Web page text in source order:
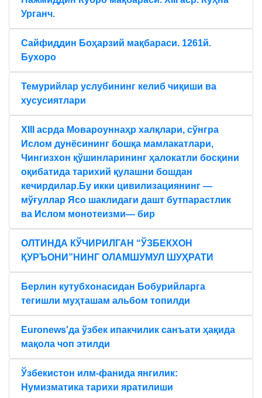
Урганч.
Сайфиддин Боҳарзий мақбараси. 1261й.
Бухоро
Темурийлар услубининг келиб чиқиши ва
хусусиятлари
XIII асрда Мовароуннаҳр халқлари, сўнгра
Ислом дунёсининг бошқа мамлакатлари,
Чингизхон қўшинларининг ҳалокатли босқини
оқибатида тарихий қулашни бошдан
кечирдилар.Бу икки цивилизациянинг —
мўғуллар Ясо шаклидаги дашт бутпарастлик
ва Ислом монотеизми— бир
ОЛТИНДА КЎЧИРИЛГАН “ЎЗБЕКХОН
ҚУРЪОНИ”НИНГ ОЛАМШУМУЛ ШУҲРАТИ
Берлин кутубхонасидан Бобурийларга
тегишли муҳташам альбом топилди
Euronews'да ўзбек ипакчилик санъати ҳақида
мақола чоп этилди
Ўзбекистон илм-фанида янгилик:
Нумизматика тарихи яратилиши